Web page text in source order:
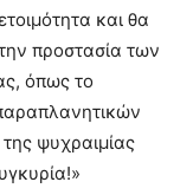
και θα
προστασία των
όπως το
ψυχραιμίας